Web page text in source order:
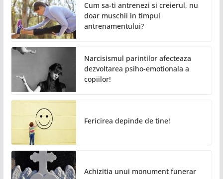
Cum sa-ti antrenezi si creierul, nu
doar muschii in timpul
antrenamentului?
Narcisismul parintilor afecteaza
dezvoltarea psiho-emotionala a
copiilor!
Fericirea depinde de tine!
Achizitia unui monument funerar